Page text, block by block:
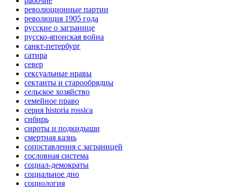
революционные партии
революция 1905 года
русские о загранице
русско-японская война
санкт-петербург
сатира
север
сексуальные нравы
сектанты и старообрядцы
сельское хозяйство
семейное право
серия historia rossica
сибирь
сироты и подкидыши
смертная казнь
сопоставления с заграницей
сословная система
социал-демократы
социальное дно
социология